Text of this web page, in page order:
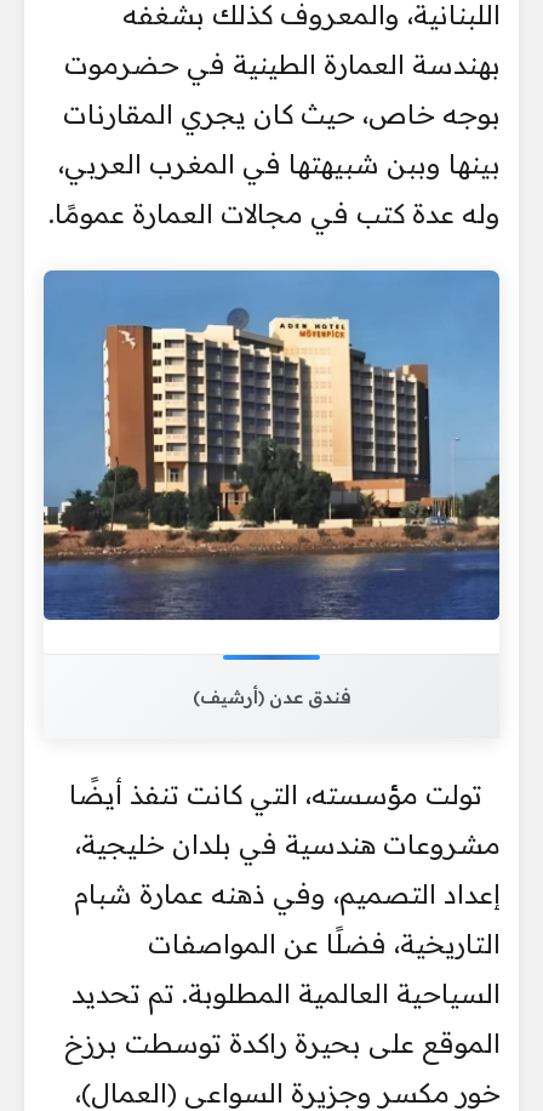
اللبنانية، والمعروف كذلك بشغفه
بهندسة العمارة الطينية في حضرموت
بوجه خاص، حيث كان يجري المقارنات
بينها وببن شبيهتها في المغرب العربي،
وله عدة كتب في مجالات العمارة عمومًا.
فندق عدن (أرشيف)
تولت مؤسسته، التي كانت تنفذ أيضًا
مشروعات هندسية في بلدان خليجية،
إعداد التصميم، وفي ذهنه عمارة شبام
التاريخية، فضلًا عن المواصفات
السياحية العالمية المطلوبة. تم تحديد
الموقع على بحيرة راكدة توسطت برزخ
خور مكسر وجزيرة السواعي (العمال)،